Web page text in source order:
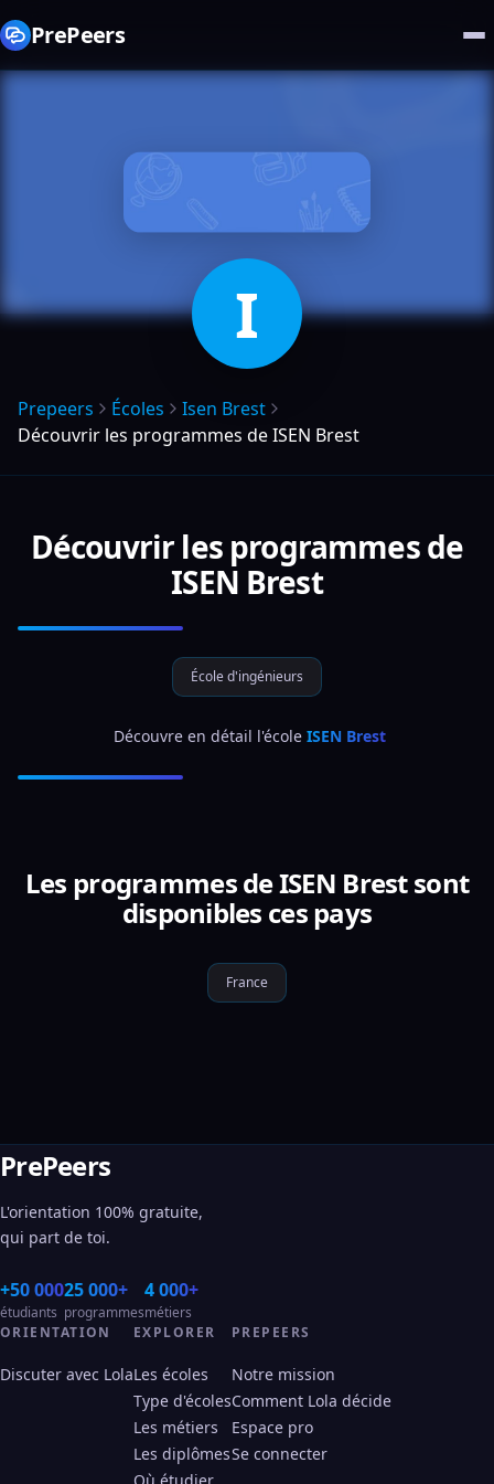
PrePeers
I
Prepeers Écoles
Isen Brest
Découvrir les programmes de ISEN Brest
Découvrir les programmes de
ISEN Brest
École d'ingénieurs
Découvre en détail l'école ISEN Brest
Les programmes de ISEN Brest sont
disponibles ces pays
France
PrePeers
L'orientation 100% gratuite,
qui part de toi.
+50 000
étudiants
25 000+
programmes
4 000+
métiers
ORIENTATION
Discuter avec Lola
EXPLORER
Les écoles
Type d'écoles
Les métiers
Les diplômes
PREPEERS
Notre mission
Comment Lola décide
Espace pro
Se connecter